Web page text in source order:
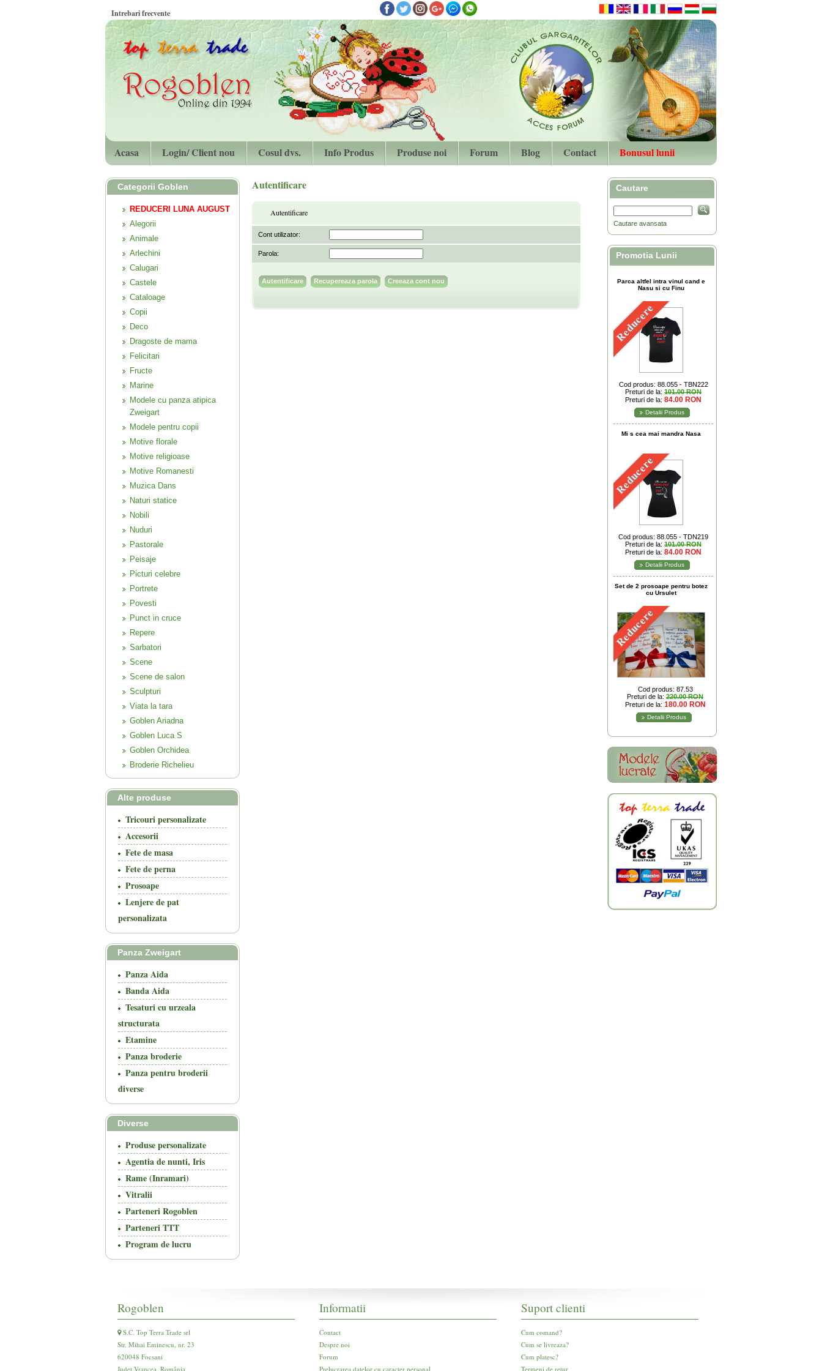
Intrebari frecvente
Acasa Login/ Client nou Cosul dvs. Info Produs Produse noi Forum Blog Contact Bonusul lunii
Categorii Goblen
REDUCERI LUNA AUGUST
Alegorii
Animale
Arlechini
Calugari
Castele
Cataloage
Copii
Deco
Dragoste de mama
Felicitari
Fructe
Marine
Modele cu panza atipica
Zweigart
Modele pentru copii
Motive florale
Motive religioase
Motive Romanesti
Muzica Dans
Naturi statice
Nobili
Nuduri
Pastorale
Peisaje
Picturi celebre
Portrete
Povesti
Punct in cruce
Repere
Sarbatori
Scene
Scene de salon
Sculpturi
Viata la tara
Goblen Ariadna
Goblen Luca S
Goblen Orchidea
Broderie Richelieu
Alte produse
Tricouri personalizate
Accesorii
Fete de masa
Fete de perna
Prosoape
Lenjere de pat
personalizata
Panza Zweigart
Panza Aida
Banda Aida
Tesaturi cu urzeala
structurata
Etamine
Panza broderie
Panza pentru broderii
diverse
Diverse
Produse personalizate
Agentia de nunti, Iris
Rame (Inramari)
Vitralii
Parteneri Rogoblen
Parteneri TTT
Program de lucru
Autentificare
Autentificare
Cont utilizator:
Parola:
Recupereaza parola Creeaza cont nou
Cautare
Cautare avansata
Promotia Lunii
Parca altfel intra vinul cand e
Nasu si cu Finu
Reducere
Cod produs: 88.055 - TBN222
Preturi de la: 101.00 RON
Preturi de la: 84.00 RON
Detalii Produs
Mi s cea mai mandra Nasa
Reducere
Cod produs: 88.055 - TDN219
Preturi de la: 101.00 RON
Preturi de la: 84.00 RON
Detalii Produs
Set de 2 prosoape pentru botez
cu Ursulet
Reducere
Cod produs: 87.53
Preturi de la: 220.00 RON
Preturi de la: 180.00 RON
Detalii Produs
Rogoblen
S.C. Top Terra Trade srl
Str. Mihai Eminescu, nr. 23
620048 Focsani
Județ Vrancea, România
Informatii
Contact
Despre noi
Forum
Prelucrarea datelor cu caracter personal
Suport clienti
Cum comand?
Cum se livreaza?
Cum platesc?
Termeni de retur